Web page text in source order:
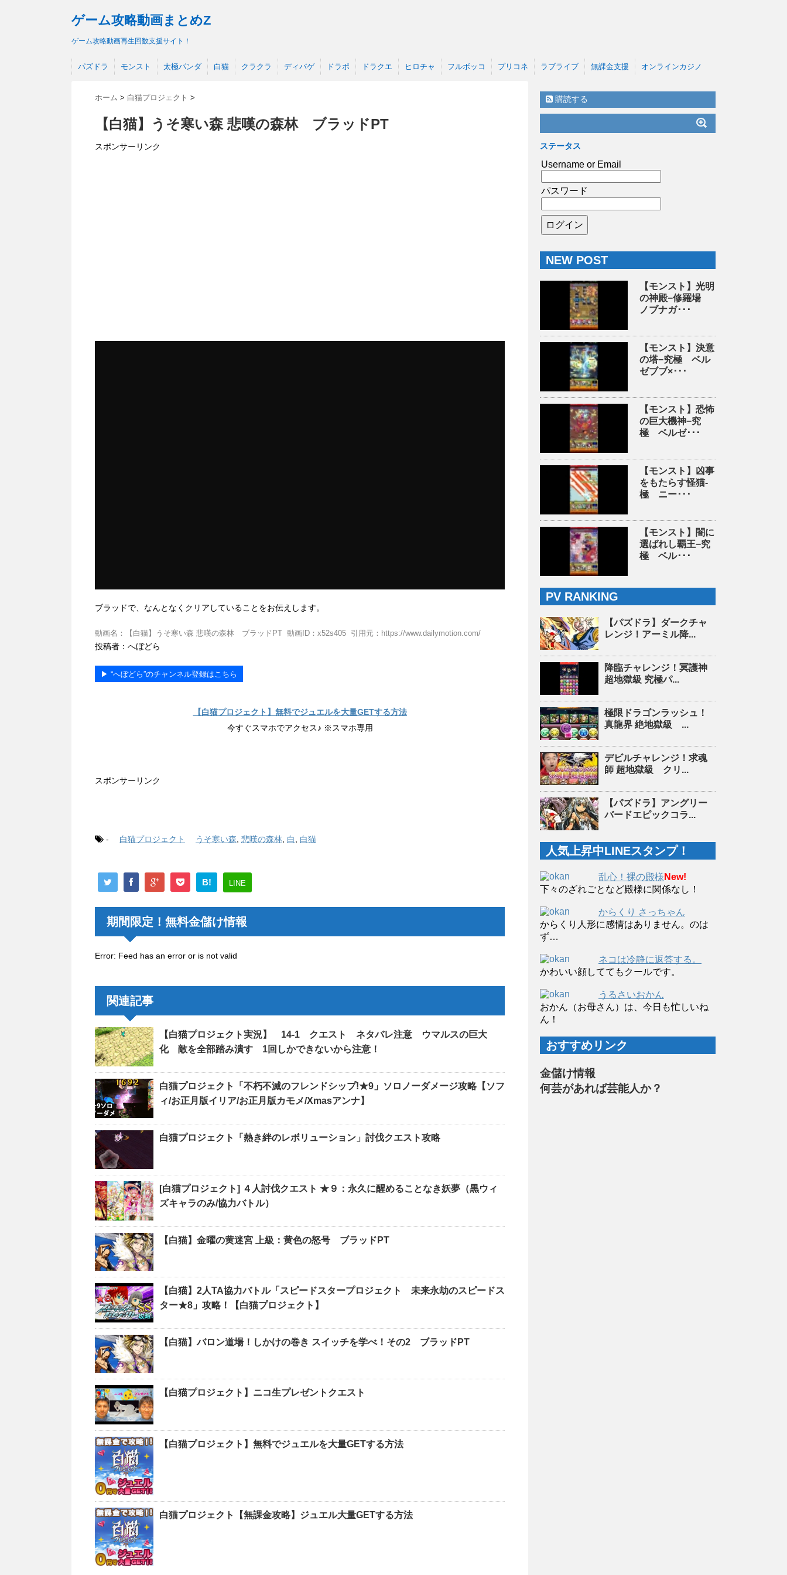
ゲーム攻略動画まとめZ
ゲーム攻略動画再生回数支援サイト！
パズドラ モンスト 太極パンダ 白猫 クラクラ ディバゲ ドラポ ドラクエ ヒロチャ フルボッコ プリコネ ラブライブ 無課金支援 オンラインカジノ
ホーム > 白猫プロジェクト >
【白猫】うそ寒い森 悲嘆の森林 ブラッドPT
スポンサーリンク
ブラッドで、なんとなくクリアしていることをお伝えします。
動画名：【白猫】うそ寒い森 悲嘆の森林 ブラッドPT 動画ID：x52s405 引用元：https://www.dailymotion.com/
投稿者：へぼどら
▶︎ “へぼどら”のチャンネル登録はこちら
【白猫プロジェクト】無料でジュエルを大量GETする方法
今すぐスマホでアクセス♪ ※スマホ専用
スポンサーリンク
- 白猫プロジェクト うそ寒い森 悲嘆の森林 白 白猫
B! LINE
期間限定！無料金儲け情報
Error: Feed has an error or is not valid
関連記事
【白猫プロジェクト実況】 14-1 クエスト ネタバレ注意 ウマルスの巨大
化 敵を全部踏み潰す 1回しかできないから注意！
白猫プロジェクト「不朽不滅のフレンドシップ!★9」ソロノーダメージ攻略【ソフ
ィ/お正月版イリア/お正月版カモメ/Xmasアンナ】
白猫プロジェクト「熱き絆のレボリューション」討伐クエスト攻略
[白猫プロジェクト] ４人討伐クエスト ★９：永久に醒めることなき妖夢（黒ウィ
ズキャラのみ/協力バトル）
【白猫】金曜の黄迷宮 上級：黄色の怒号 ブラッドPT
【白猫】2人TA協力バトル「スピードスタープロジェクト 未来永劫のスピードス
ター★8」攻略！【白猫プロジェクト】
【白猫】バロン道場！しかけの巻き スイッチを学べ！その2 ブラッドPT
【白猫プロジェクト】ニコ生プレゼントクエスト
【白猫プロジェクト】無料でジュエルを大量GETする方法
白猫プロジェクト【無課金攻略】ジュエル大量GETする方法
購読する
ステータス
Username or Email
パスワード
NEW POST
【モンスト】光明
の神殿−修羅場
ノブナガ･･･
【モンスト】決意
の塔−究極 ベル
ゼブブ×･･･
【モンスト】恐怖
の巨大機神−究
極 ベルゼ･･･
【モンスト】凶事
をもたらす怪猫-
極 ニー･･･
【モンスト】闇に
選ばれし覇王−究
極 ベル･･･
PV RANKING
【パズドラ】ダークチャ
レンジ！アーミル降...
降臨チャレンジ！冥護神
超地獄級 究極パ...
極限ドラゴンラッシュ！
真龍界 絶地獄級 ...
デビルチャレンジ！求魂
師 超地獄級 クリ...
【パズドラ】アングリー
バードエピックコラ...
人気上昇中LINEスタンプ！
乱心！裸の殿様 New!
下々のざれごとなど殿様に関係なし！
からくり さっちゃん
からくり人形に感情はありません。のは
ず…
ネコは冷静に返答する。
かわいい顔しててもクールです。
うるさいおかん
おかん（お母さん）は、今日も忙しいね
ん！
おすすめリンク
金儲け情報
何芸があれば芸能人か？